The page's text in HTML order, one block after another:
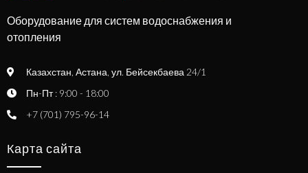
Оборудование для систем водоснабжения и
отопления
Казахстан, Астана, ул. Бейсекбаева 24/1
Пн-Пт : 9:00 - 18:00
+7 (701) 795-96-14
Карта сайта